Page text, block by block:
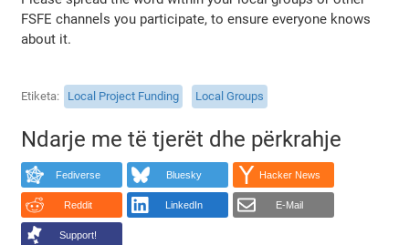
FSFE channels you participate, to ensure everyone knows
about it.
Etiketa Local Project Funding Local Groups
Ndarje me të tjerët dhe përkrahje
Fediverse Bluesky Hacker News
Reddit LinkedIn E-Mail
Support!